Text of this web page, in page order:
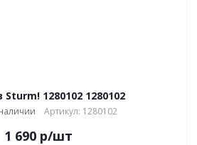
Sturm! 1280102 1280102
Артикул: 1280102
1 690 р/шт